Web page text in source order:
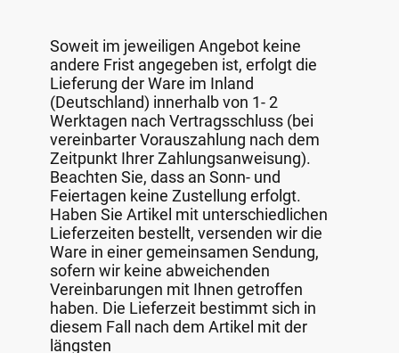
Soweit im jeweiligen Angebot keine
andere Frist angegeben ist, erfolgt die
Lieferung der Ware im Inland
(Deutschland) innerhalb von 1- 2
Werktagen nach Vertragsschluss (bei
vereinbarter Vorauszahlung nach dem
Zeitpunkt Ihrer Zahlungsanweisung).
Beachten Sie, dass an Sonn- und
Feiertagen keine Zustellung erfolgt.
Haben Sie Artikel mit unterschiedlichen
Lieferzeiten bestellt, versenden wir die
Ware in einer gemeinsamen Sendung,
sofern wir keine abweichenden
Vereinbarungen mit Ihnen getroffen
haben. Die Lieferzeit bestimmt sich in
diesem Fall nach dem Artikel mit der
längsten